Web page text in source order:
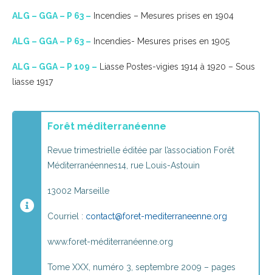
ALG – GGA – P 63 – Incendies – Mesures prises en 1904
ALG – GGA – P 63 – Incendies- Mesures prises en 1905
ALG – GGA – P 109 – Liasse Postes-vigies 1914 à 1920 – Sous
liasse 1917
Forêt méditerranéenne
Revue trimestrielle éditée par l’association Forêt
Méditerranéennes14, rue Louis-Astouin
13002 Marseille
Courriel : contact@foret-mediterraneenne.org
www.foret-méditerranéenne.org
Tome XXX, numéro 3, septembre 2009 – pages